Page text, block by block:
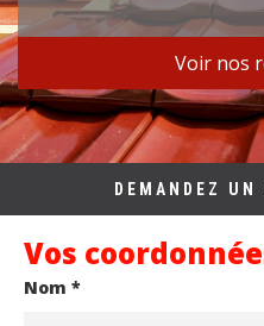
Voir nos
DEMANDEZ
Vos
Nom *